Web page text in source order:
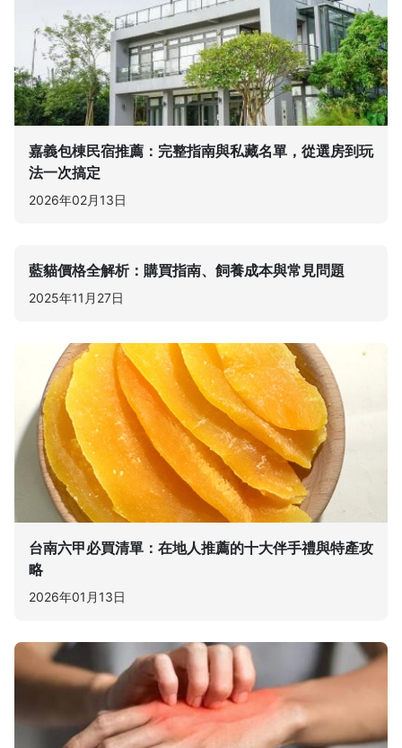
嘉義包棟民宿推薦：完整指南與私藏名單，從選房到玩
法一次搞定
2026年02月13日
藍貓價格全解析：購買指南、飼養成本與常見問題
2025年11月27日
台南六甲必買清單：在地人推薦的十大伴手禮與特產攻
略
2026年01月13日